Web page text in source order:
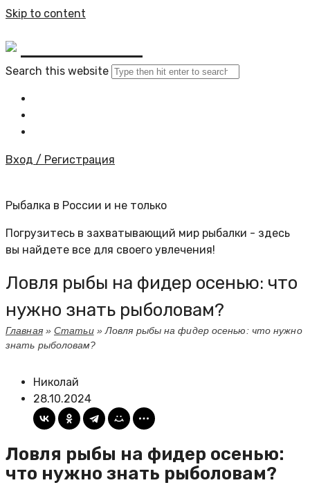
Skip to content
Search this website
Вход / Регистрация
Рыбалка в России и не только
Погрузитесь в захватывающий мир рыбалки - здесь
вы найдете все для своего увлечения!
Ловля рыбы на фидер осенью: что
нужно знать рыболовам?
Главная»Статьи» Ловля рыбы на фидер осенью: что нужно
знать рыболовам?
Николай
28.10.2024
Ловля рыбы на фидер осенью:
что нужно знать рыболовам?